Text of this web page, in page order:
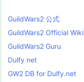
GuildWars2 公式
GuildWars2 Official Wiki
GuildWars2 Guru
Dulfy net
GW2 DB for Dulfy.net